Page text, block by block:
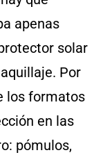
apenas
solar
Por
los formatos
en las
pómulos,